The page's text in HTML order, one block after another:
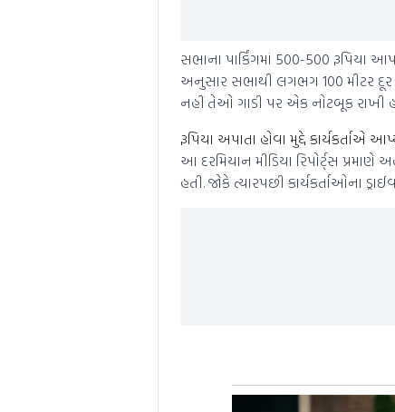
સભાના પાર્કિંગમાં 500-500 રૂપિયા
અનુસાર સભાથી લગભગ 100 મીટર
નહીં તેઓ ગાડી પર એક નોટબૂક રાખી
રૂપિયા અપાતા હોવા મુદ્દે કાર્યકર્તાએ
આ દરમિયાન મીડિયા રિપોર્ટ્સ
હતી. જોકે ત્યારપછી કાર્યકર્તાઓના